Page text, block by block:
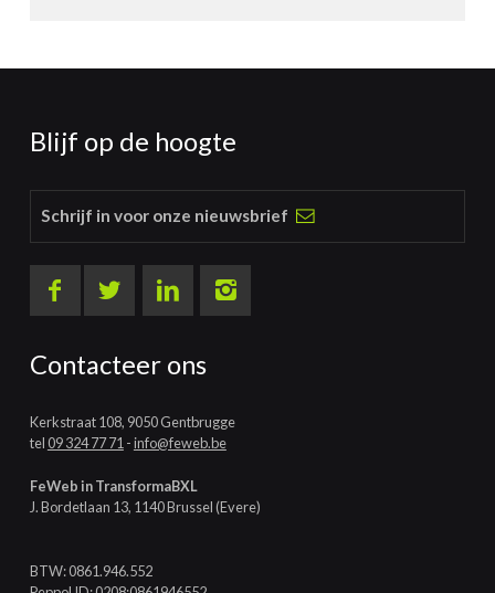
Blijf op de hoogte
Schrijf in voor onze nieuwsbrief
Contacteer ons
Kerkstraat 108, 9050 Gentbrugge
tel09 324 77 71-info@feweb.be
FeWeb in TransformaBXL
J. Bordetlaan 13, 1140 Brussel (Evere)
BTW: 0861.946.552